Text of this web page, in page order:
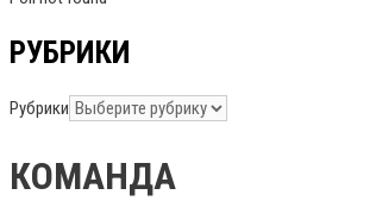
РУБРИКИ
Рубрики
КОМАНДА